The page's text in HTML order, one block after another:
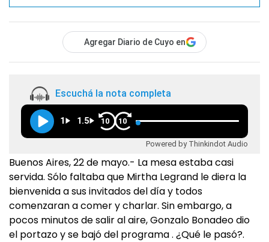
Agregar Diario de Cuyo en
Escuchá la nota completa
1 1.5 10 10
Powered by Thinkindot Audio
Buenos Aires, 22 de mayo.- La mesa estaba casi
servida. Sólo faltaba que Mirtha Legrand le diera la
bienvenida a sus invitados del día y todos
comenzaran a comer y charlar. Sin embargo, a
pocos minutos de salir al aire, Gonzalo Bonadeo dio
el portazo y se bajó del programa . ¿Qué le pasó?.